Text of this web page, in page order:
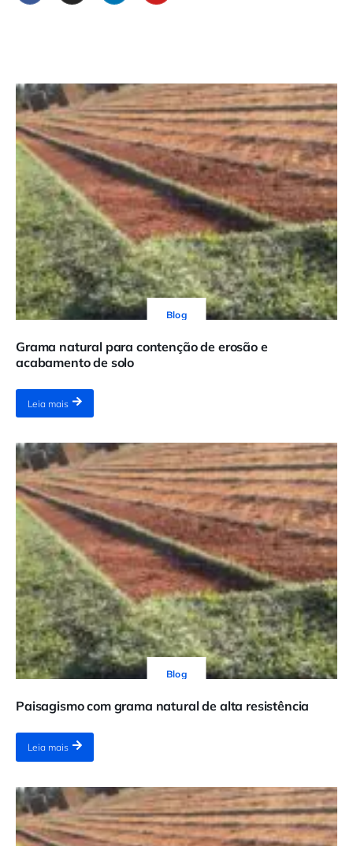
Blog
Grama natural para contenção de erosão e
acabamento de solo
Leia mais
Blog
Paisagismo com grama natural de alta resistência
Leia mais